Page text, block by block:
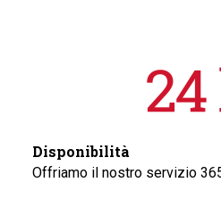
Disponibilità
Offriamo il nostro servizio